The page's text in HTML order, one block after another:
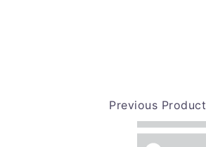
Previous Product